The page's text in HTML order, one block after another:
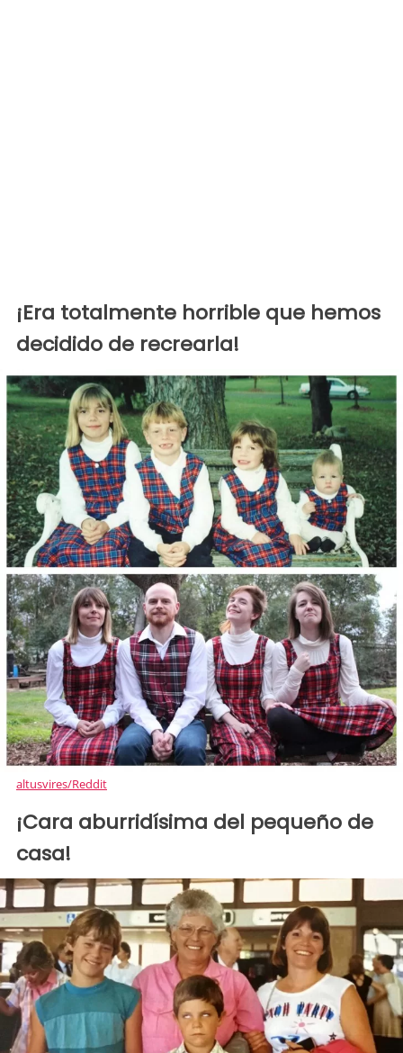
¡Era totalmente horrible que hemos
decidido de recrearla!
altusvires/Reddit
¡Cara aburridísima del pequeño de
casa!